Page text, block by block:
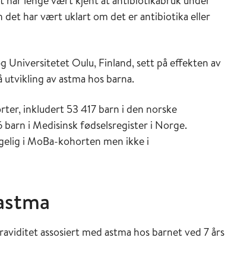
det har vært uklart om det er antibiotika eller
Universitetet Oulu, Finland, sett på effekten av
av astma hos barna.
inkludert 53 417 barn i den norske
i Medisinsk fødselsregister i Norge.
i MoBa-kohorten men ikke i
assosiert med astma hos barnet ved 7 års